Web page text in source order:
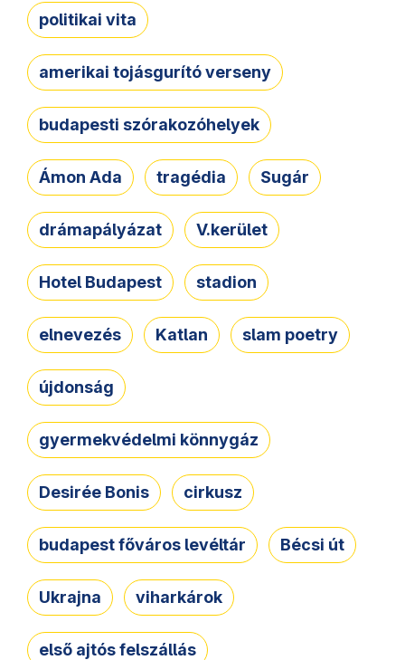
politikai vita
amerikai tojásgurító verseny
budapesti szórakozóhelyek
Ámon Ada tragédia Sugár
drámapályázat V.kerület
Hotel Budapest stadion
elnevezés Katlan slam poetry
újdonság
gyermekvédelmi könnygáz
Desirée Bonis cirkusz
budapest főváros levéltár Bécsi út
Ukrajna viharkárok
első ajtós felszállás